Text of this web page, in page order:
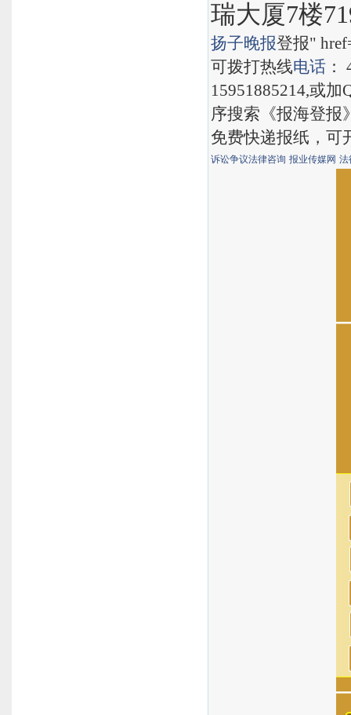
瑞大厦7楼
扬子晚报登报"
可拨打热线电话
15951885214,或
序搜索《报海登报
免费快递报纸，可
诉讼争议法律咨询 报业传媒网 法